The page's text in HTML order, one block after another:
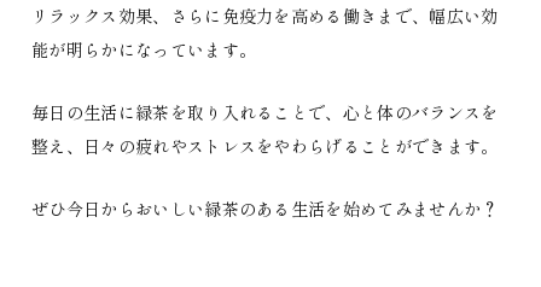
リラックス効果、さらに免疫力を高める働きまで、幅広い効
能が明らかになっています。
毎日の生活に緑茶を取り入れることで、心と体のバランスを
整え、日々の疲れやストレスをやわらげることができます。
ぜひ今日からおいしい緑茶のある生活を始めてみませんか？